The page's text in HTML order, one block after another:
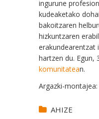
ingurune
kudeaketako
bakoitzaren
hizkuntzaren
erakundearentzat
hartzen du. Egun,
komunitatean.
Argazki-
AHIZE